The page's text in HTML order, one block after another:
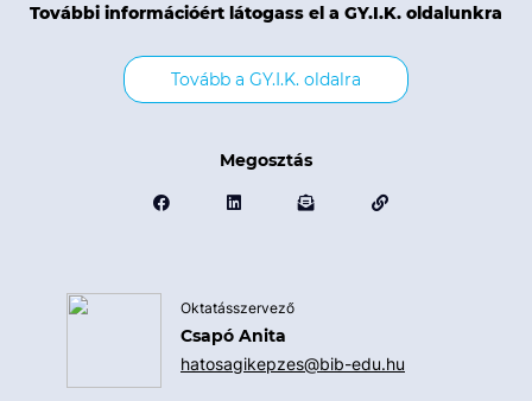
További információért látogass el a GY.I.K. oldalunkra
Tovább a GY.I.K. oldalra
Megosztás
Oktatásszervező
Csapó Anita
hatosagikepzes@bib-edu.hu